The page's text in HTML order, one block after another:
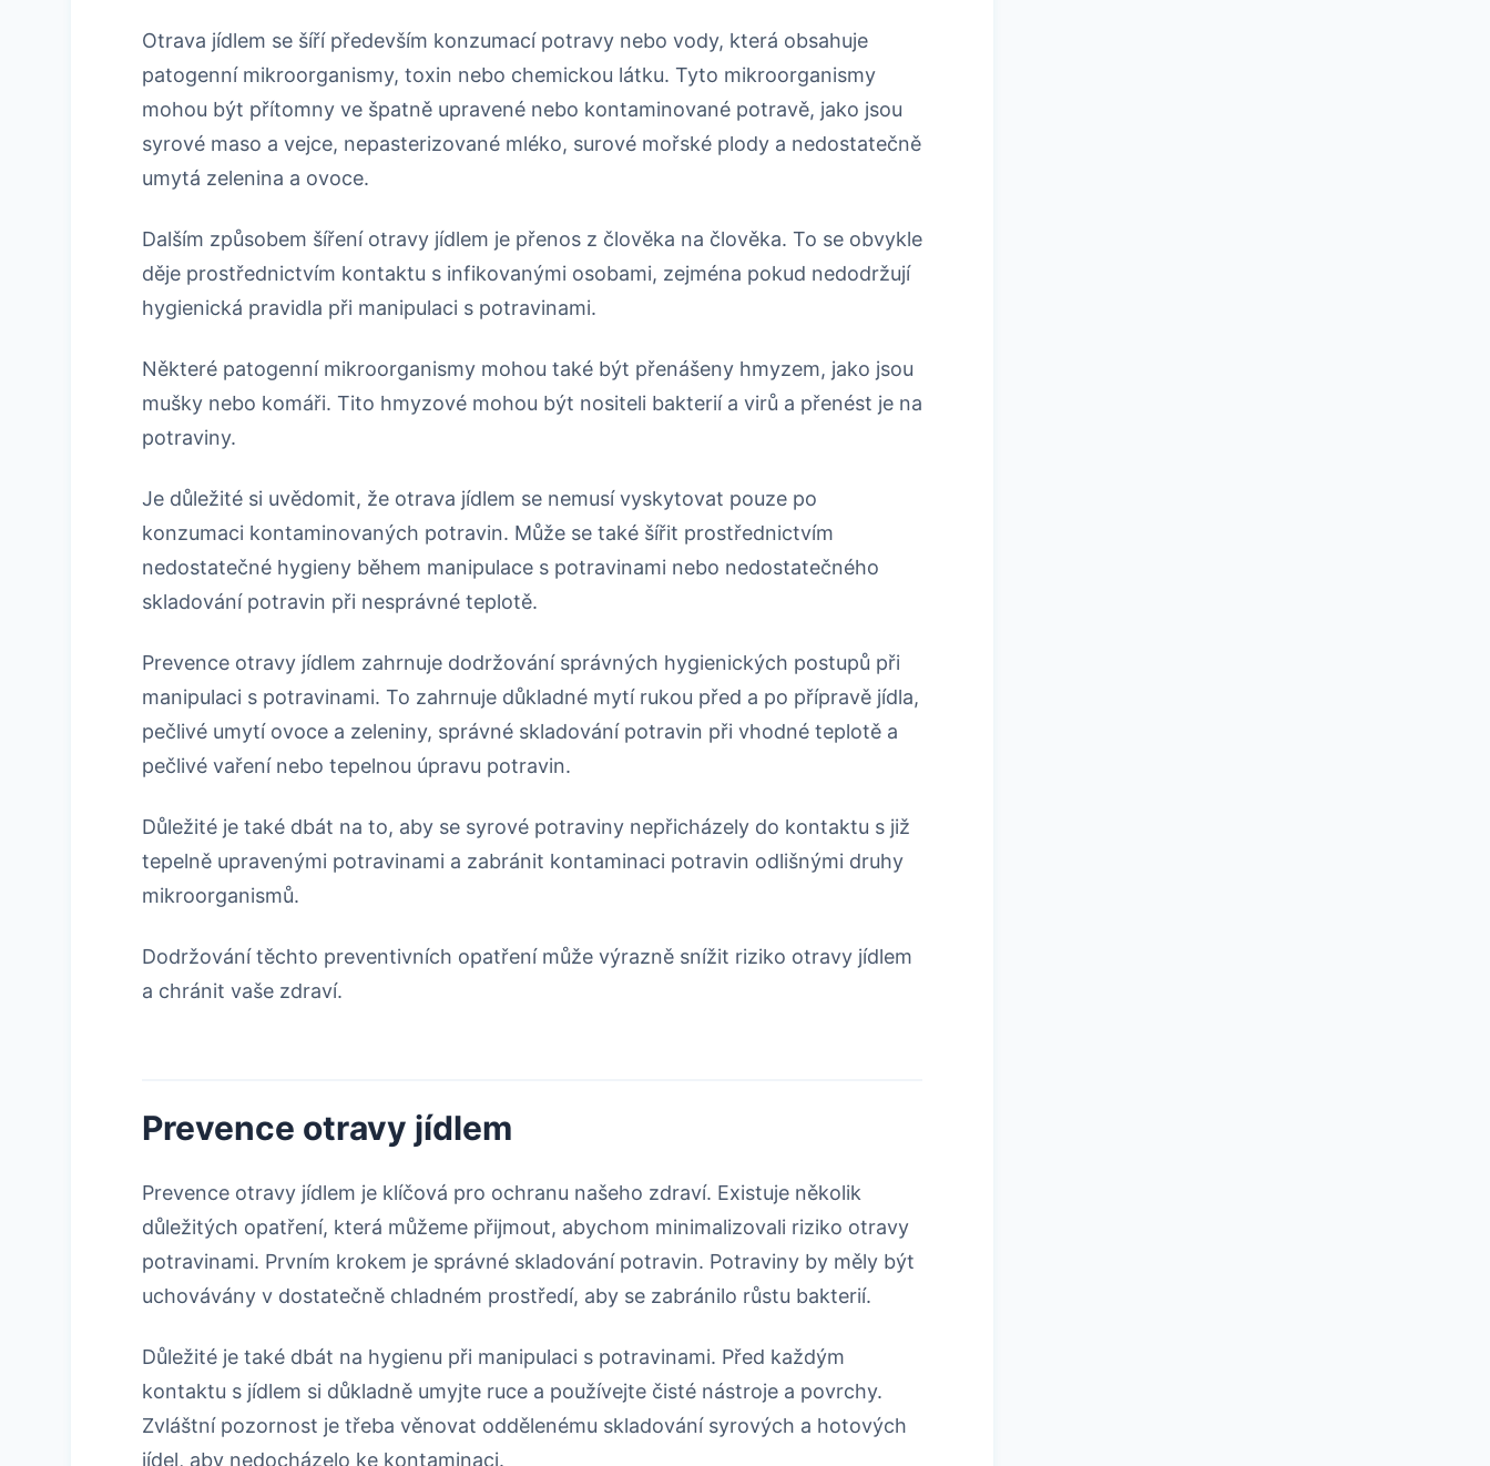
Otrava jídlem se šíří především konzumací potravy nebo vody, která obsahuje
patogenní mikroorganismy, toxin nebo chemickou látku. Tyto mikroorganismy
mohou být přítomny ve špatně upravené nebo kontaminované potravě, jako jsou
syrové maso a vejce, nepasterizované mléko, surové mořské plody a nedostatečně
umytá zelenina a ovoce.
Dalším způsobem šíření otravy jídlem je přenos z člověka na člověka. To se obvykle
děje prostřednictvím kontaktu s infikovanými osobami, zejména pokud nedodržují
hygienická pravidla při manipulaci s potravinami.
Některé patogenní mikroorganismy mohou také být přenášeny hmyzem, jako jsou
mušky nebo komáři. Tito hmyzové mohou být nositeli bakterií a virů a přenést je na
potraviny.
Je důležité si uvědomit, že otrava jídlem se nemusí vyskytovat pouze po
konzumaci kontaminovaných potravin. Může se také šířit prostřednictvím
nedostatečné hygieny během manipulace s potravinami nebo nedostatečného
skladování potravin při nesprávné teplotě.
Prevence otravy jídlem zahrnuje dodržování správných hygienických postupů při
manipulaci s potravinami. To zahrnuje důkladné mytí rukou před a po přípravě jídla,
pečlivé umytí ovoce a zeleniny, správné skladování potravin při vhodné teplotě a
pečlivé vaření nebo tepelnou úpravu potravin.
Důležité je také dbát na to, aby se syrové potraviny nepřicházely do kontaktu s již
tepelně upravenými potravinami a zabránit kontaminaci potravin odlišnými druhy
mikroorganismů.
Dodržování těchto preventivních opatření může výrazně snížit riziko otravy jídlem
a chránit vaše zdraví.
Prevence otravy jídlem
Prevence otravy jídlem je klíčová pro ochranu našeho zdraví. Existuje několik
důležitých opatření, která můžeme přijmout, abychom minimalizovali riziko otravy
potravinami. Prvním krokem je správné skladování potravin. Potraviny by měly být
uchovávány v dostatečně chladném prostředí, aby se zabránilo růstu bakterií.
Důležité je také dbát na hygienu při manipulaci s potravinami. Před každým
kontaktu s jídlem si důkladně umyjte ruce a používejte čisté nástroje a povrchy.
Zvláštní pozornost je třeba věnovat oddělenému skladování syrových a hotových
jídel, aby nedocházelo ke kontaminaci.